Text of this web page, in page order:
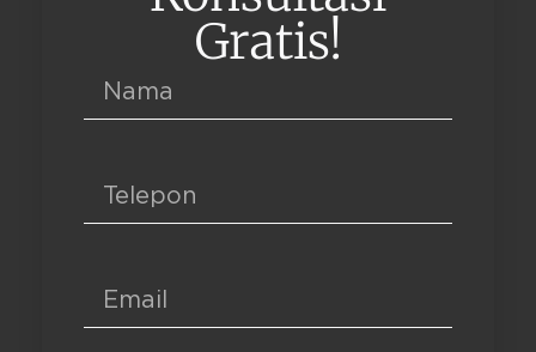
Gratis!